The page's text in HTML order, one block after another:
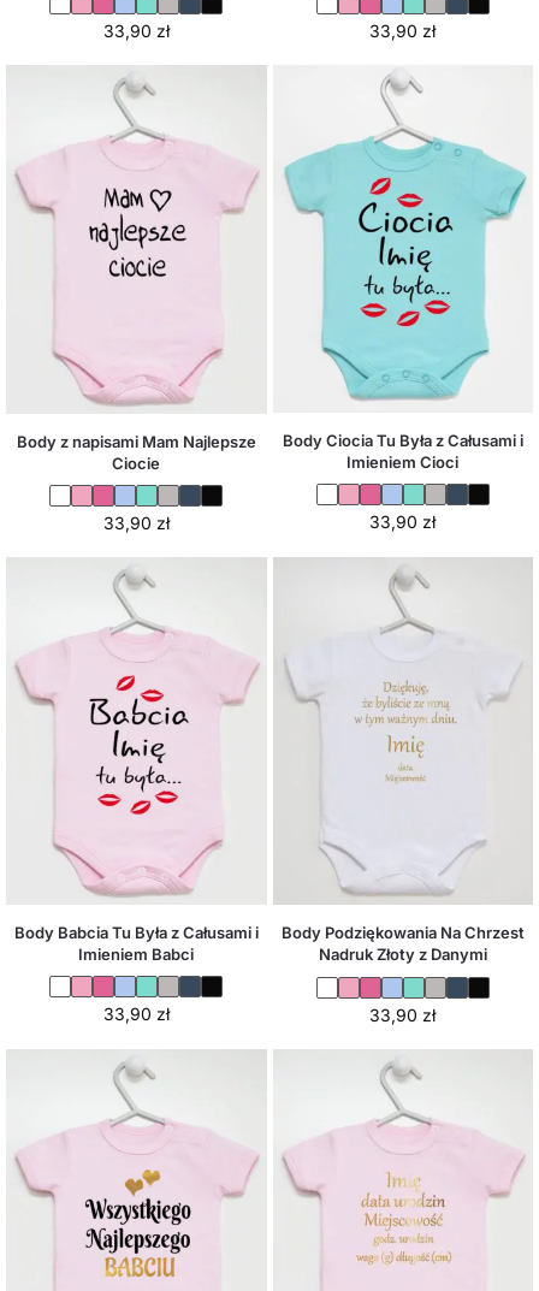
33,90 zł 33,90 zł
Body z napisami Mam Najlepsze
Ciocie
33,90 zł
Body Ciocia Tu Była z Całusami i
Imieniem Cioci
33,90zł
Body Babcia Tu Była z Całusami i
Imieniem Babci
33,90 zł
Body Podziękowania Na Chrzest
Nadruk Złoty z Danymi
33,90 zł